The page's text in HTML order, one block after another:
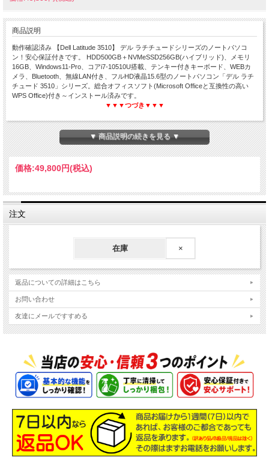
商品説明
動作確認済み 【Dell Latitude 3510】 デル ラチチュードシリーズのノートパソコ
ン！安心保証付きです。 HDD500GB＋NVMeSSD256GB(ハイブリッド)、メモリ
16GB、Windows11-Pro、コアi7-10510U搭載、テンキー付きキーボード、WEBカ
メラ、Bluetooth、無線LAN付き、フルHD液晶15.6型のノートパソコン「デル ラチ
チュード 3510」シリーズ。総合オフィスソフト(Microsoft Officeと互換性の高い
WPS Office)付き～インストール済みです。
▼▼▼つづき▼▼▼
Dell Latitude 3510
WPS Office付き☆WEBカメラ内蔵☆テンキー搭載
15.6型フルHD液晶☆中古ノートパソコン
▼ 商品説明の続きを見る ▼
価格:49,800円(税込)
注文
在庫 ×
返品についての詳細はこちら
お問い合わせ
友達にメールですすめる